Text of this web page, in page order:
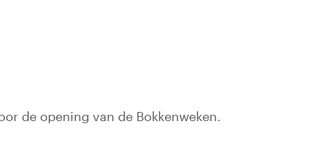
de opening van de Bokkenweken.